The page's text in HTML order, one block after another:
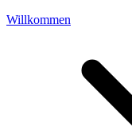
Willkommen